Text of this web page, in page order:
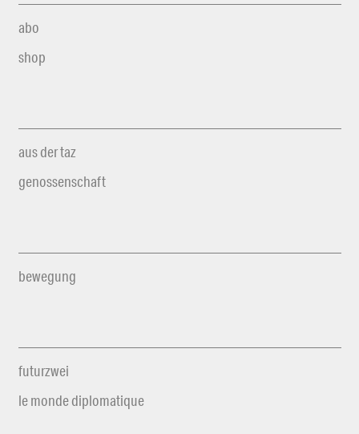
abo
shop
aus der taz
genossenschaft
bewegung
futurzwei
le monde diplomatique